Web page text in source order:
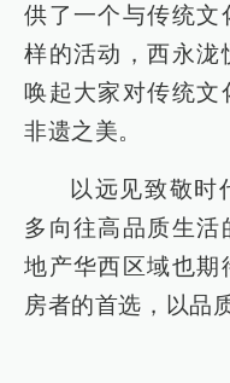
供了一个与传统文
样的活动，西永泷
唤起大家对传统文
非遗之美。
以远见致敬时
多向往高品质生活
地产华西区域也期
房者的首选，以品